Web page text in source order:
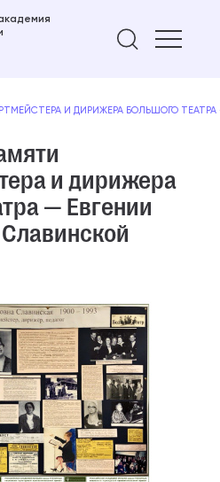
Найти
И ДИРИЖЕРА БОЛЬШОГО
и дирижера
— Евгении